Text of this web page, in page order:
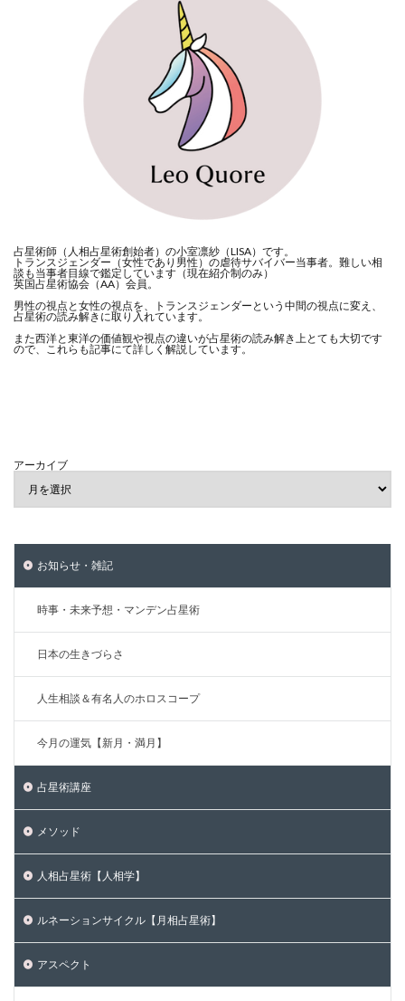
占星術師（人相占星術創始者）の小室凛紗（LISA）です。
トランスジェンダー（女性であり男性）の虐待サバイバー当事者。難しい相
談も当事者目線で鑑定しています（現在紹介制のみ）
英国占星術協会（AA）会員。
男性の視点と女性の視点を、トランスジェンダーという中間の視点に変え、
占星術の読み解きに取り入れています。
また西洋と東洋の価値観や視点の違いが占星術の読み解き上とても大切です
ので、これらも記事にて詳しく解説しています。
アーカイブ
お知らせ・雑記
時事・未来予想・マンデン占星術
日本の生きづらさ
人生相談＆有名人のホロスコープ
今月の運気【新月・満月】
占星術講座
メソッド
人相占星術【人相学】
ルネーションサイクル【月相占星術】
アスペクト